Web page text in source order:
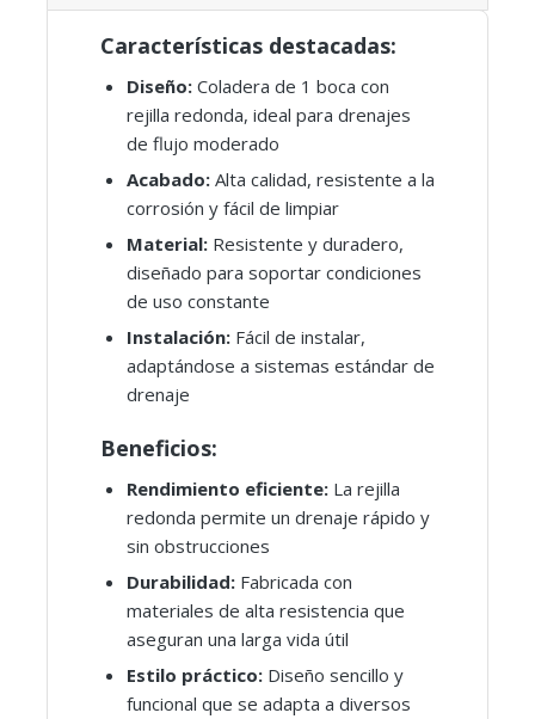
Características destacadas:
Diseño: Coladera de 1 boca con
rejilla redonda, ideal para drenajes
de flujo moderado
Acabado: Alta calidad, resistente a la
corrosión y fácil de limpiar
Material: Resistente y duradero,
diseñado para soportar condiciones
de uso constante
Instalación: Fácil de instalar,
adaptándose a sistemas estándar de
drenaje
Beneficios:
Rendimiento eficiente: La rejilla
redonda permite un drenaje rápido y
sin obstrucciones
Durabilidad: Fabricada con
materiales de alta resistencia que
aseguran una larga vida útil
Estilo práctico: Diseño sencillo y
funcional que se adapta a diversos